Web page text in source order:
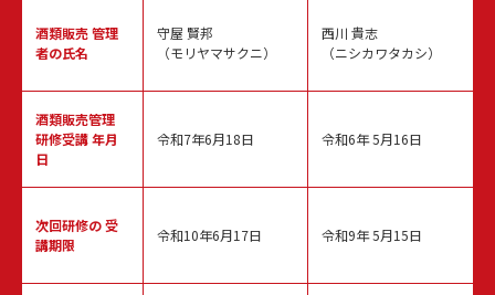
酒類販売管理
者の氏名
酒類販売管理
研修受講 年月
日
次回研修の受
講期限
守屋 賢邦
（モリヤマサクニ）
令和7年6月18日
令和10年6月17日
西川 貴志
（ニシカワタカシ）
令和6年 5月16日
令和9年 5月15日